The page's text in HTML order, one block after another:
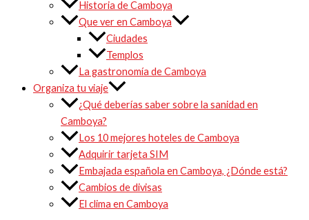
Historia de Camboya
Que ver en Camboya
Ciudades
Templos
La gastronomía de Camboya
Organiza tu viaje
¿Qué deberías saber sobre la sanidad en
Camboya?
Los 10 mejores hoteles de Camboya
Adquirir tarjeta SIM
Embajada española en Camboya, ¿Dónde está?
Cambios de divisas
El clima en Camboya